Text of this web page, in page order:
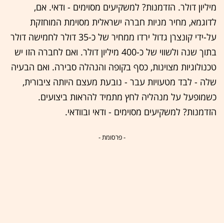
מיליון דולר. הזדמנות? למשקיעים מסוימים - ודאי. אם,
לדוגמא, מחיר מניות חברה ישראלית מסוימת המוחזקת
על-ידי קונצרן גדול ירדו ממחיר של כ-35 דולר לחמישה דולר
בתוך שנה ולשווי של כ-400 מיליון דולר. ואם לחברה הזו יש
טכנולוגיות מצוינות, כסף בקופה והנהלה סבירה. ואם הבעיה
שלה - לבד מטעויות עבר - נובעת מעצם היותה ציבורית,
כשמופעל על מנהליה לחץ מתמיד להראות ביצועים.
הזדמנות? למשקיעים מסוימים - ודאי ובוודאי.
- פרסומת -